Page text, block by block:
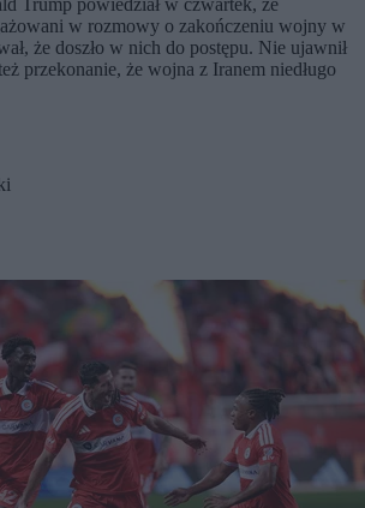
Trump powiedział w czwartek, że
w rozmowy o zakończeniu wojny w
że doszło w nich do postępu. Nie ujawnił
przekonanie, że wojna z Iranem niedługo